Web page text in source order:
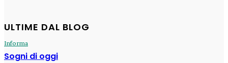
ULTIME DAL BLOG
Informa
Sogni di oggi